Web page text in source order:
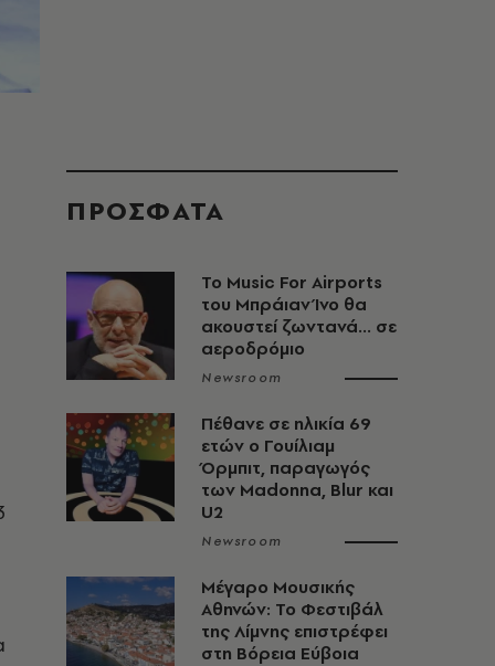
ΠΡΟΣΦΑΤΑ
Το Music For Airports
του Μπράιαν Ίνο θα
ακουστεί ζωντανά... σε
αεροδρόμιο
Newsroom
Πέθανε σε ηλικία 69
ετών ο Γουίλιαμ
Όρμπιτ, παραγωγός
των Madonna, Blur και
U2
Newsroom
Μέγαρο Μουσικής
Αθηνών: Το Φεστιβάλ
της Λίμνης επιστρέφει
στη Βόρεια Εύβοια